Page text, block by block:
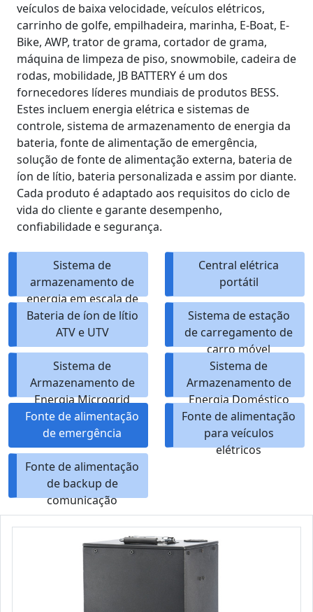
veículos de baixa velocidade, veículos elétricos,
carrinho de golfe, empilhadeira, marinha, E-Boat, E-
Bike, AWP, trator de grama, cortador de grama,
máquina de limpeza de piso, snowmobile, cadeira de
rodas, mobilidade, JB BATTERY é um dos
fornecedores líderes mundiais de produtos BESS.
Estes incluem energia elétrica e sistemas de
controle, sistema de armazenamento de energia da
bateria, fonte de alimentação de emergência,
solução de fonte de alimentação externa, bateria de
íon de lítio, bateria personalizada e assim por diante.
Cada produto é adaptado aos requisitos do ciclo de
vida do cliente e garante desempenho,
confiabilidade e segurança.
Sistema de
armazenamento de
energia em escala de
utilidade
Central elétrica
portátil
Bateria de íon de lítio
ATV e UTV
Sistema de estação
de carregamento de
carro móvel
Sistema de
Armazenamento de
Energia Microgrid
ESS
Sistema de
Armazenamento de
Energia Doméstico
Fonte de alimentação
de emergência
Fonte de alimentação
para veículos
elétricos
Fonte de alimentação
de backup de
comunicação